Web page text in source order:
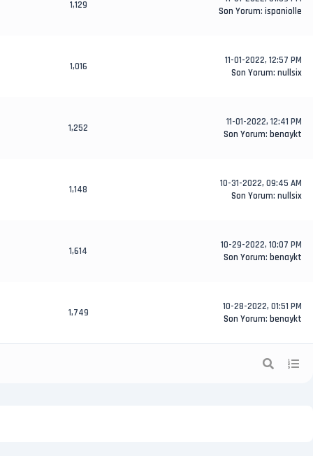
1,129
Son Yorum: ispaniolle
1,016
11-01-2022, 12:57 PM
Son Yorum: nullsix
1,252
11-01-2022, 12:41 PM
Son Yorum: benaykt
1,148
10-31-2022, 09:45 AM
Son Yorum: nullsix
1,614
10-29-2022, 10:07 PM
Son Yorum: benaykt
1,749
10-28-2022, 01:51 PM
Son Yorum: benaykt